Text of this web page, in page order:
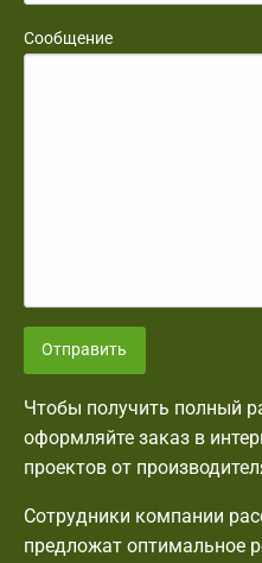
Сообщение
Отправить
Чтобы получить полный
оформляйте заказ в
проектов от
Сотрудники компании
предложат оптимальное